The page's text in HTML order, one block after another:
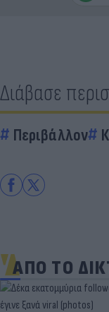
Διάβασε
Περιβάλλον
ΑΠΟ ΤΟ